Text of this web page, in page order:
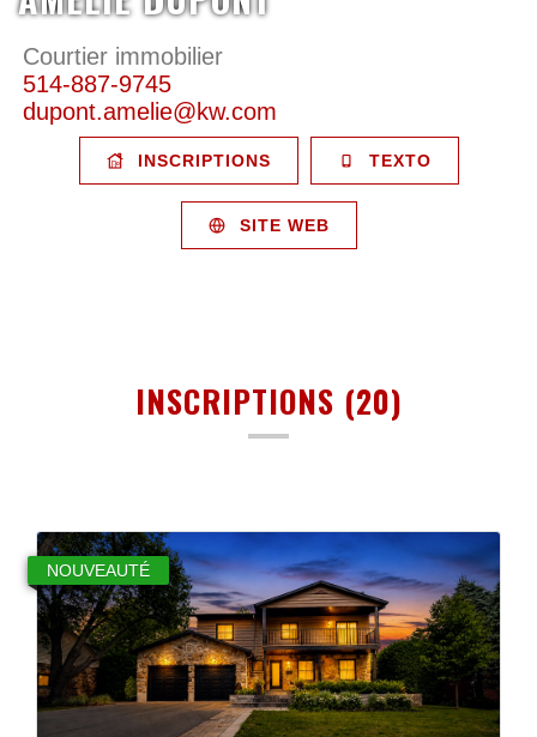
Courtier immobilier
514-887-9745
dupont.amelie@kw.com
INSCRIPTIONS TEXTO
SITE WEB
INSCRIPTIONS (20)
NOUVEAUTÉ